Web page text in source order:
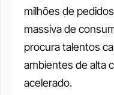
milhões de
massiva de
procura talentos
ambientes de alta
acelerado.